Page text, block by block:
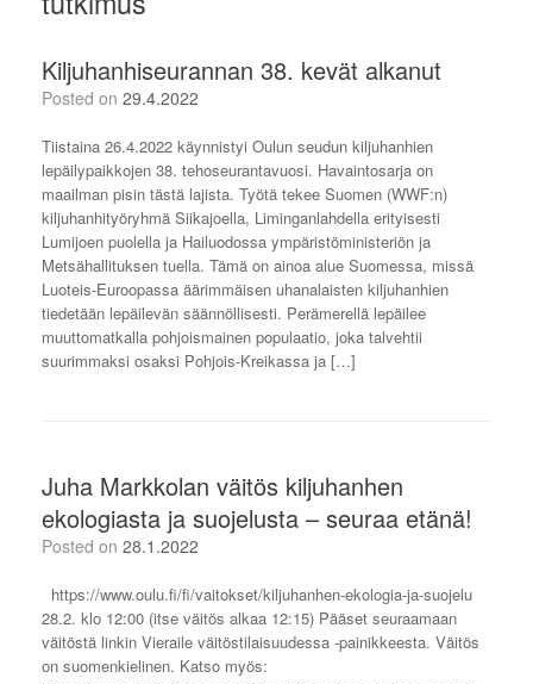
Kiljuhanhiseurannan 38. kevät alkanut
Posted on 29.4.2022
Tiistaina 26.4.2022 käynnistyi Oulun seudun kiljuhanhien
lepäilypaikkojen 38. tehoseurantavuosi. Havaintosarja on
maailman pisin tästä lajista. Työtä tekee Suomen (WWF:n)
kiljuhanhityöryhmä Siikajoella, Liminganlahdella erityisesti
Lumijoen puolella ja Hailuodossa ympäristöministeriön ja
Metsähallituksen tuella. Tämä on ainoa alue Suomessa, missä
Luoteis-Euroopassa äärimmäisen uhanalaisten kiljuhanhien
tiedetään lepäilevän säännöllisesti. Perämerellä lepäilee
muuttomatkalla pohjoismainen populaatio, joka talvehtii
suurimmaksi osaksi Pohjois-Kreikassa ja […]
Juha Markkolan väitös kiljuhanhen
ekologiasta ja suojelusta – seuraa etänä!
Posted on 28.1.2022
https://www.oulu.fi/fi/vaitokset/kiljuhanhen-ekologia-ja-suojelu
28.2. klo 12:00 (itse väitös alkaa 12:15) Pääset seuraamaan
väitöstä linkin Vieraile väitöstilaisuudessa -painikkeesta. Väitös
on suomenkielinen. Katso myös: